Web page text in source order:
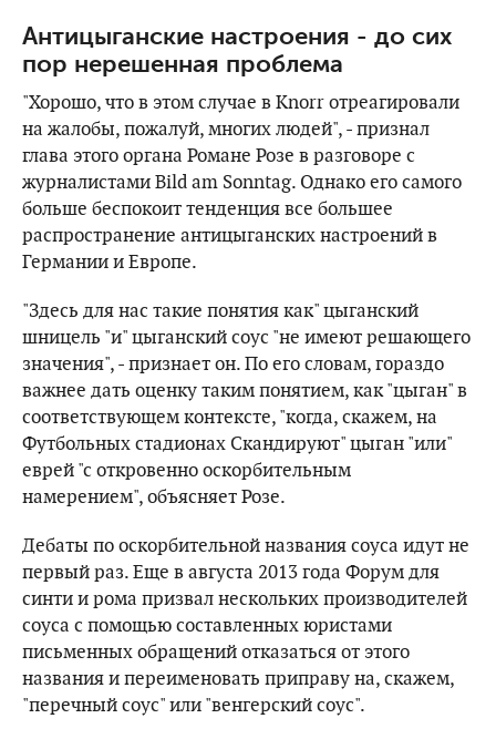
Антицыганские настроения - до сих
пор нерешенная проблема
"Хорошо, что в этом случае в Knorr отреагировали
на жалобы, пожалуй, многих людей", - признал
глава этого органа Романе Розе в разговоре с
журналистами Bild am Sonntag. Однако его самого
больше беспокоит тенденция все большее
распространение антицыганских настроений в
Германии и Европе.
"Здесь для нас такие понятия как" цыганский
шницель "и" цыганский соус "не имеют решающего
значения", - признает он. По его словам, гораздо
важнее дать оценку таким понятием, как "цыган" в
соответствующем контексте, "когда, скажем, на
Футбольных стадионах Скандируют" цыган "или"
еврей "с откровенно оскорбительным
намерением", объясняет Розе.
Дебаты по оскорбительной названия соуса идут не
первый раз. Еще в августа 2013 года Форум для
синти и рома призвал нескольких производителей
соуса с помощью составленных юристами
письменных обращений отказаться от этого
названия и переименовать приправу на, скажем,
"перечный соус" или "венгерский соус".